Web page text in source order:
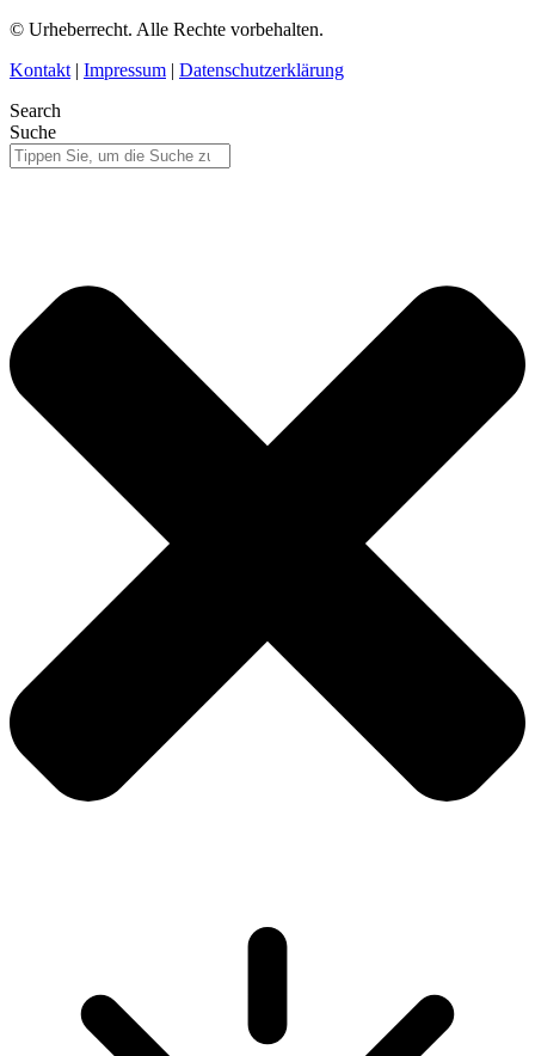
© Urheberrecht. Alle Rechte vorbehalten.
Kontakt | Impressum | Datenschutzerklärung
Search
Suche